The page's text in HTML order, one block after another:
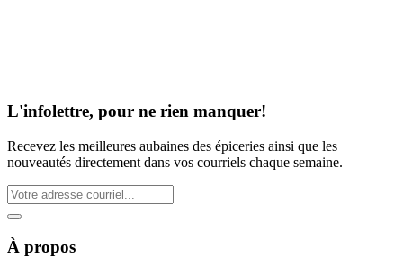
L'infolettre, pour ne rien manquer!
Recevez les meilleures aubaines des épiceries ainsi que les
nouveautés directement dans vos courriels chaque semaine.
À propos